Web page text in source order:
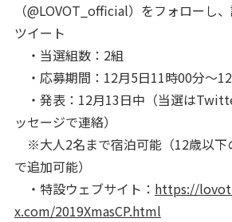
（@LOVOT_official）をフォローし
ツイート
・当選組数：2組
・応募期間：12月5日11時00分～
・発表：12月13日中（当選は
ッセージで連絡）
※大人2名まで宿泊可能（12歳以下
で追加可能）
・特設ウェブサイト： https://
x.com/2019XmasCP.html